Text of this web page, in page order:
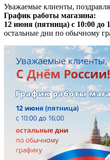
Уважаемые клиенты,
График работы магазина:
12 июня (пятница) с 10:00 до
остальные дни по обычному